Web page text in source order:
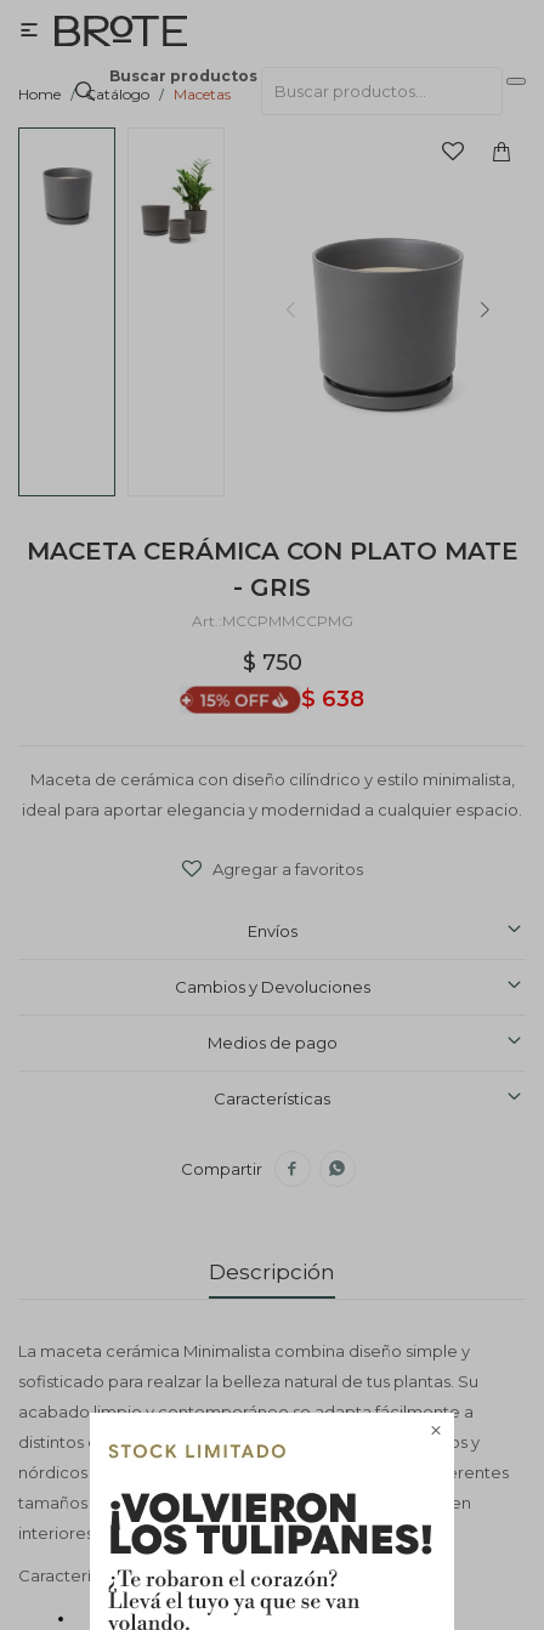

Buscar productos

Home Catálogo Macetas
MACETA CERÁMICA CON PLATO MATE
- GRIS
MCCPMMCCPMG
$ 750
$ 638
Maceta de cerámica con diseño cilíndrico y estilo minimalista,
ideal para aportar elegancia y modernidad a cualquier espacio.
Envíos
Cambios y Devoluciones
Medios de pago
Características
 
Descripción
La maceta cerámica Minimalista combina diseño simple y
sofisticado para realzar la belleza natural de tus plantas. Su
acabado limpio y contemporáneo se adapta fácilmente a
distintos estilos decorativos, desde ambientes modernos y
nórdicos hasta espacios minimalistas. Disponible en diferentes
tamaños para crear composiciones decorativas únicas en
interiores. INCLUYE PLATO
Características técnicas
Material: Cerámica